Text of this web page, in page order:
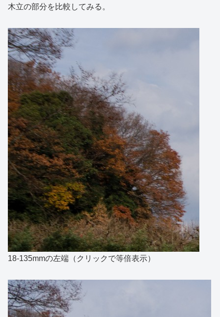
木立の部分を比較してみる。
18-135mmの左端（クリックで等倍表示）